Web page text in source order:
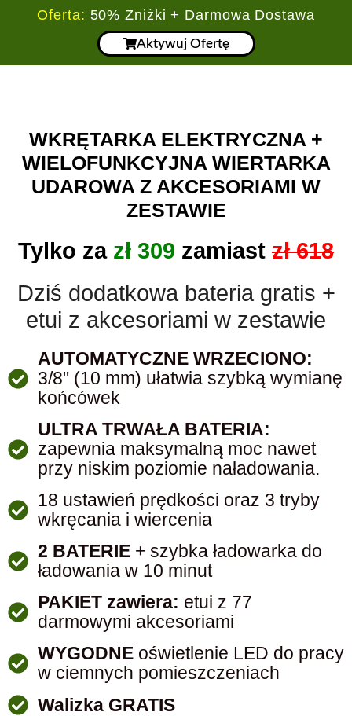
Oferta: 50% Zniżki + Darmowa Dostawa
Aktywuj Ofertę
WKRĘTARKA ELEKTRYCZNA +
WIELOFUNKCYJNA WIERTARKA
UDAROWA Z AKCESORIAMI W
ZESTAWIE
Tylko za zł 309 zamiast zł 618
Dziś dodatkowa bateria gratis +
etui z akcesoriami w zestawie
AUTOMATYCZNE WRZECIONO:
3/8" (10 mm) ułatwia szybką wymianę
końcówek
ULTRA TRWAŁA BATERIA:
zapewnia maksymalną moc nawet
przy niskim poziomie naładowania.
18 ustawień prędkości oraz 3 tryby
wkręcania i wiercenia
2 BATERIE+ szybka ładowarka do
ładowania w 10 minut
PAKIET zawiera: etui z 77
darmowymi akcesoriami
WYGODNE oświetlenie LED do pracy
w ciemnych pomieszczeniach
Walizka GRATIS